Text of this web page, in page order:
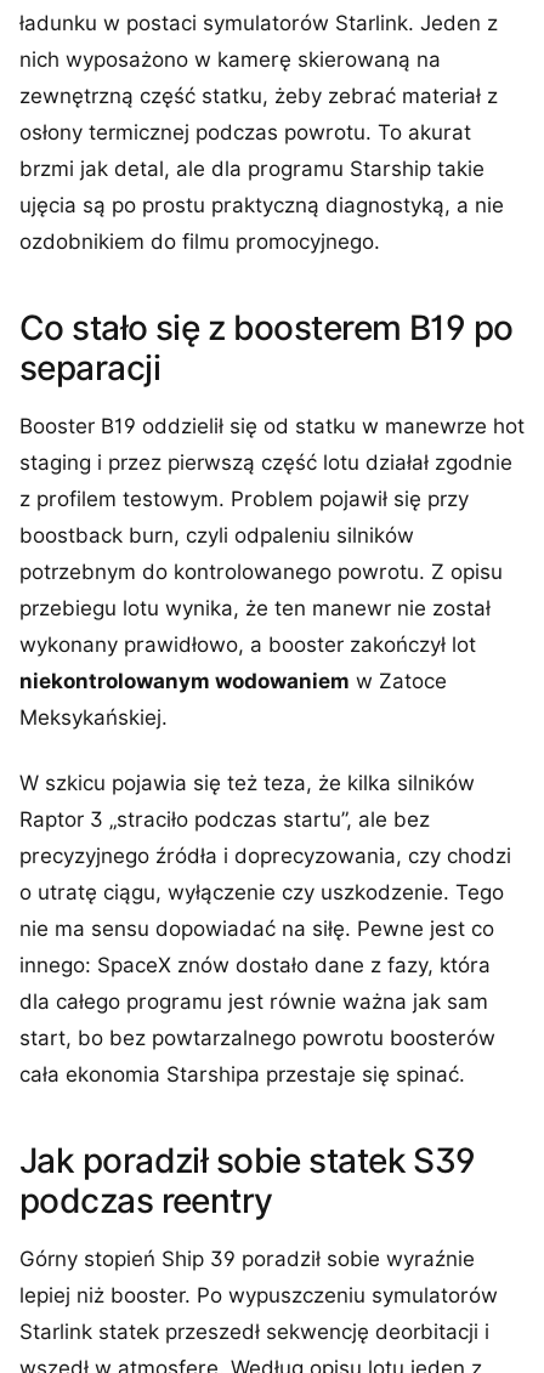
ładunku w postaci symulatorów Starlink. Jeden z
nich wyposażono w kamerę skierowaną na
zewnętrzną część statku, żeby zebrać materiał z
osłony termicznej podczas powrotu. To akurat
brzmi jak detal, ale dla programu Starship takie
ujęcia są po prostu praktyczną diagnostyką, a nie
ozdobnikiem do filmu promocyjnego.
Co stało się z boosterem B19 po
separacji
Booster B19 oddzielił się od statku w manewrze hot
staging i przez pierwszą część lotu działał zgodnie
z profilem testowym. Problem pojawił się przy
boostback burn, czyli odpaleniu silników
potrzebnym do kontrolowanego powrotu. Z opisu
przebiegu lotu wynika, że ten manewr nie został
wykonany prawidłowo, a booster zakończył lot
niekontrolowanym wodowaniem w Zatoce
Meksykańskiej.
W szkicu pojawia się też teza, że kilka silników
Raptor 3 „straciło podczas startu”, ale bez
precyzyjnego źródła i doprecyzowania, czy chodzi
o utratę ciągu, wyłączenie czy uszkodzenie. Tego
nie ma sensu dopowiadać na siłę. Pewne jest co
innego: SpaceX znów dostało dane z fazy, która
dla całego programu jest równie ważna jak sam
start, bo bez powtarzalnego powrotu boosterów
cała ekonomia Starshipa przestaje się spinać.
Jak poradził sobie statek S39
podczas reentry
Górny stopień Ship 39 poradził sobie wyraźnie
lepiej niż booster. Po wypuszczeniu symulatorów
Starlink statek przeszedł sekwencję deorbitacji i
wszedł w atmosferę. Według opisu lotu jeden z